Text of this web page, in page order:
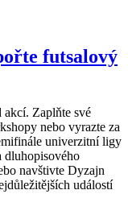
futsalový
akcí. Zaplňte své
nebo vyrazte za
univerzitní ligy
dluhopisového
navštivte Dyzajn
událostí